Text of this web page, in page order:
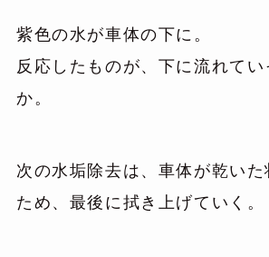
紫色の水が車体の下に。
反応したものが、下に流れてい
か。
次の水垢除去は、車体が乾いた
ため、最後に拭き上げていく。